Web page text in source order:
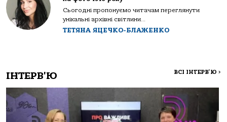
Сьогодні пропонуємо читачам переглянути
унікальні архівні світлини...
ТЕТЯНА ЯЦЕЧКО-БЛАЖЕНКО
ІНТЕРВ'Ю ВСІ ІНТЕРВ'Ю >